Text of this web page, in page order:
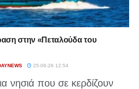
στην «Πεταλούδα του
25-06-26 12:54
νησιά που σε κερδίζουν